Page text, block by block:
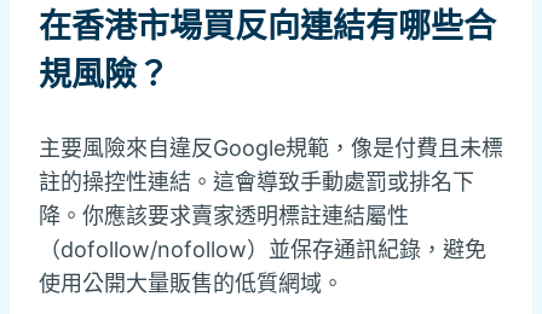
在香港市場買反向連結有哪些合
規風險？
主要風險來自違反Google規範，像是付費且未標
註的操控性連結。這會導致手動處罰或排名下
降。你應該要求賣家透明標註連結屬性
（dofollow/nofollow）並保存通訊紀錄，避免
使用公開大量販售的低質網域。